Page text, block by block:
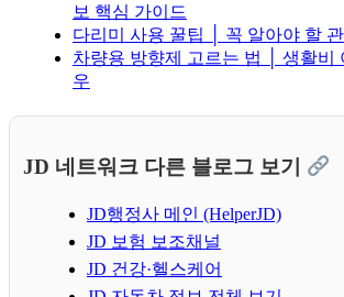
보 핵심 가이드
다리미 사용 꿀팁 │ 꼭 알아야 할
차량용 방향제 고르는 법 │ 생활비
우
JD 네트워크 다른 블로그 보기
JD행정사 메인 (HelperJD)
JD 보험 보조채널
JD 건강·헬스케어